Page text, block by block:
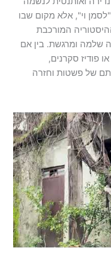
וי", אלא מקום שבו
המורכבת
שלמה ומרגשת. בין אם
פודיז סקרנים,
של פשטות וחזרה